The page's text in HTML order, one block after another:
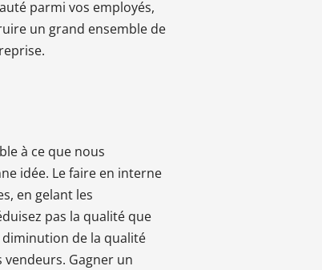
parmi vos employés,
un grand ensemble de
à ce que nous
idée. Le faire en interne
en gelant les
pas la qualité que
diminution de la qualité
Gagner un